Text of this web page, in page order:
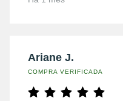
Ariane J.
COMPRA VERIFICADA